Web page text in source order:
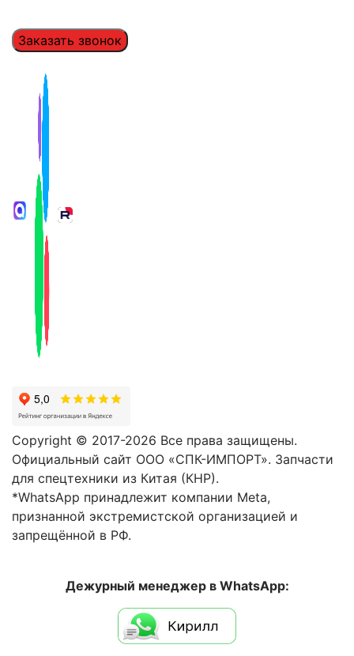
Заказать звонок
Copyright © 2017-2026 Все права защищены.
Официальный сайт ООО «СПК-ИМПОРТ». Запчасти
для спецтехники из Китая (КНР).
*WhatsApp принадлежит компании Meta,
признанной экстремистской организацией и
запрещённой в РФ.
Дежурный менеджер в WhatsApp: